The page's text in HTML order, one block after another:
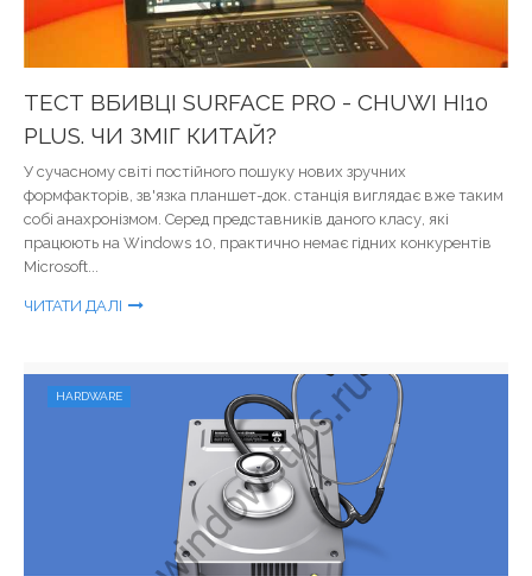
ТЕСТ ВБИВЦІ SURFACE PRO - CHUWI HI10
PLUS. ЧИ ЗМІГ КИТАЙ?
У сучасному світі постійного пошуку нових зручних
формфакторів, зв'язка планшет-док. станція виглядає вже таким
собі анахронізмом. Серед представників даного класу, які
працюють на Windows 10, практично немає гідних конкурентів
Microsoft...
ЧИТАТИ ДАЛІ
HARDWARE